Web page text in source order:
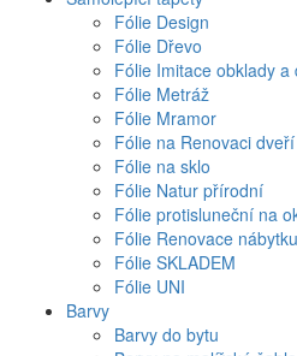
Fólie Design
Fólie Dřevo
Fólie Imitace obklady a
Fólie Metráž
Fólie Mramor
Fólie na Renovaci dveří
Fólie na sklo
Fólie Natur přírodní
Fólie protisluneční na
Fólie Renovace nábytku
Fólie SKLADEM
Fólie UNI
Barvy
Barvy do bytu